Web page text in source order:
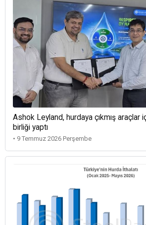
Ashok Leyland, hurdaya çıkmış araçlar
birliği yaptı
• 9 Temmuz 2026 Perşembe